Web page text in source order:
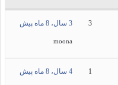
3 3 سال، 8 ماه پیش
moona
1 4 سال، 8 ماه پیش